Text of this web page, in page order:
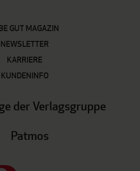
GUT MAGAZIN
NEWSLETTER
KARRIERE
KUNDENINFO
der Verlagsgruppe
Patmos